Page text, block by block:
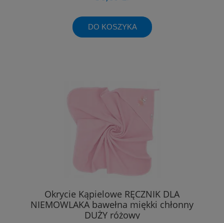
DO KOSZYKA
Okrycie Kąpielowe RĘCZNIK DLA
NIEMOWLAKA bawełna miękki chłonny
DUŻY różowy